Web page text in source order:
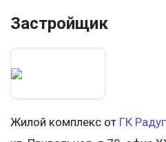
Застройщик
Жилой комплекс от ГК